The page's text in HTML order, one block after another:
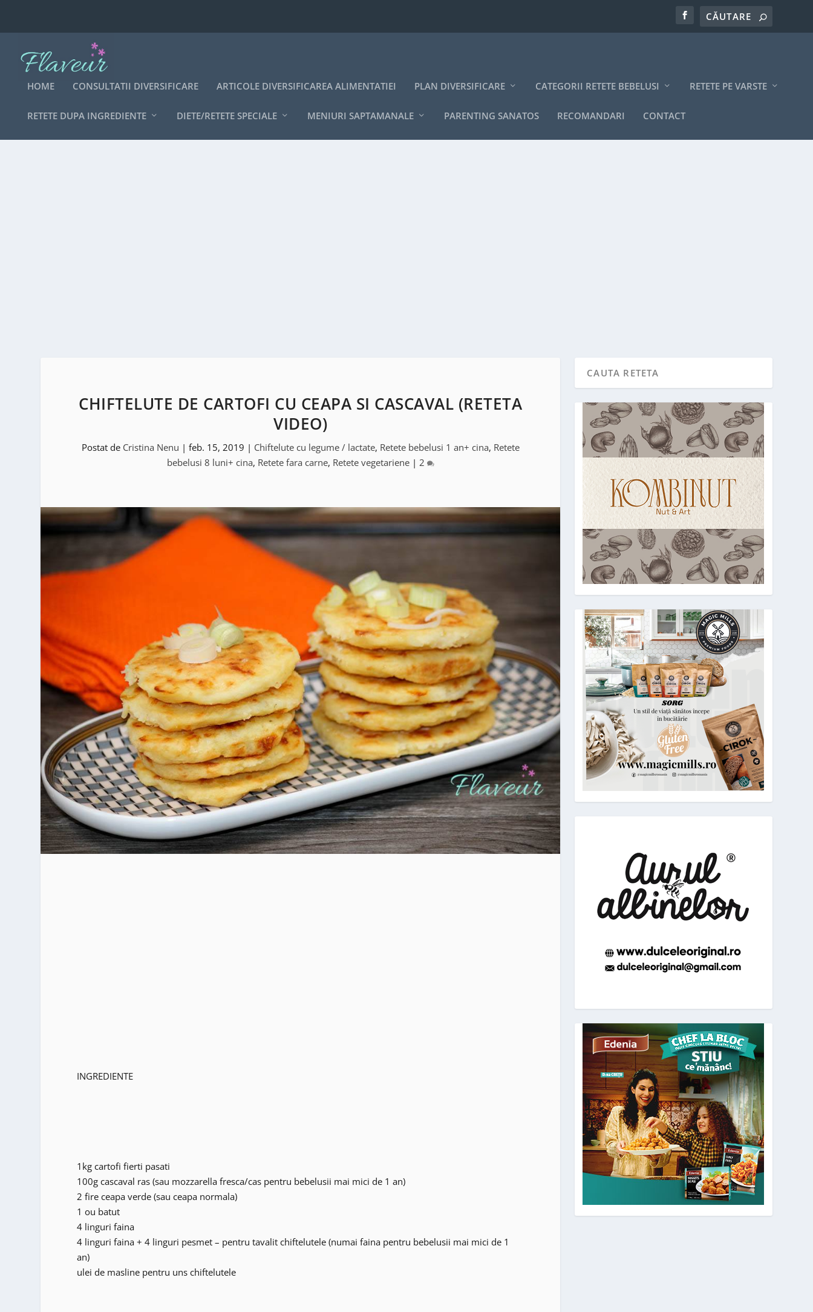
HOME CONSULTATII DIVERSIFICARE ARTICOLE DIVERSIFICAREA ALIMENTATIEI PLAN DIVERSIFICARE CATEGORII RETETE BEBELUSI RETETE PE VARSTE
RETETE DUPA INGREDIENTE DIETE/RETETE SPECIALE MENIURI SAPTAMANALE PARENTING SANATOS RECOMANDARI CONTACT
CHIFTELUTE DE CARTOFI CU CEAPA SI CASCAVAL (RETETA
VIDEO)
Postat de Cristina Nenu | feb. 15, 2019 | Chiftelute cu legume / lactate, Retete bebelusi 1 an+ cina, Retete
bebelusi 8 luni+ cina, Retete fara carne, Retete vegetariene| 2
INGREDIENTE
1kg cartofi fierti pasati
100g cascaval ras (sau mozzarella fresca/cas pentru bebelusii mai mici de 1 an)
2 fire ceapa verde (sau ceapa normala)
1 ou batut
4 linguri faina
4 linguri faina + 4 linguri pesmet – pentru tavalit chiftelutele (numai faina pentru bebelusii mai mici de 1
an)
ulei de masline pentru uns chiftelutele